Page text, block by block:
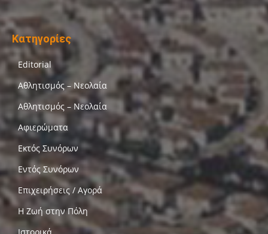
Κατηγορίες
Editorial
Αθλητισμός – Νεολαία
Αθλητισμός – Νεολαία
Αφιερώματα
Εκτός Συνόρων
Εντός Συνόρων
Επιχειρήσεις / Αγορά
Η Ζωή στην Πόλη